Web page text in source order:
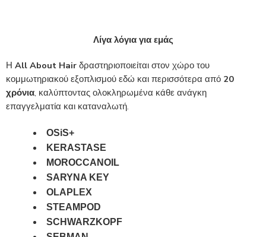
Λίγα λόγια για εμάς
Η All About Hair δραστηριοποιείται στον χώρο του
κομμωτηριακού εξοπλισμού εδώ και περισσότερα από 20
χρόνια, καλύπτοντας ολοκληρωμένα κάθε ανάγκη
επαγγελματία και καταναλωτή.
OSiS+
KERASTASE
MOROCCANOIL
SARYNA KEY
OLAPLEX
STEAMPOD
SCHWARZKOPF